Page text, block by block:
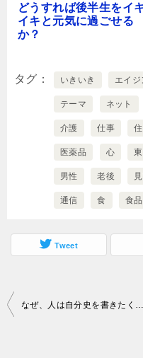
どうすれば後半生をイ
イキと元気に過ごせる
か？
タグ いきいき エイ
テーマ ネット
介護 仕事
医薬品 心
男性 老後
通信 食 食品
Tweet
投
なぜ、人は自分史を書きたくなるのか？